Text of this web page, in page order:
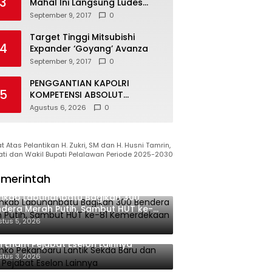
Terjual
September 9, 2017 0
4
Target Tinggi Mitsubishi
Expander ‘Goyang’ Avanza
September 9, 2017 0
5
PENGGANTIAN KAPOLRI
KOMPETENSI ABSOLUT
PRESIDEN
Agustus 6, 2026 0
Atas Pelantikan H. Zukri, SM dan H. Husni Tamrin,
dan Wakil Bupati Pelalawan Periode 2025-2030
Labuhanbatu Bagikan 300
Merah Putih, Sambut HUT ke-81
RI
5, 2026
Pekanbaru Lantik Sekda Baru
Enam Pejabat Eselon Lainnya
3, 2026